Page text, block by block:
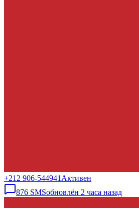
+212 906-544941 Активен
876 SMSобновлён 2 часа назад